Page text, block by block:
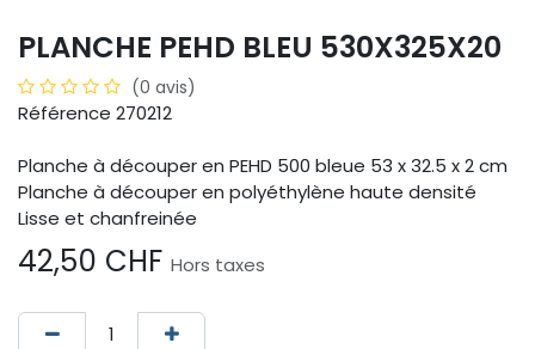
PLANCHE PEHD BLEU 530X325X20
(0 avis)
Référence 270212
Planche à découper en PEHD 500 bleue 53 x 32.5 x 2 cm
Planche à découper en polyéthylène haute densité
Lisse et chanfreinée
42,50 CHF Hors taxes